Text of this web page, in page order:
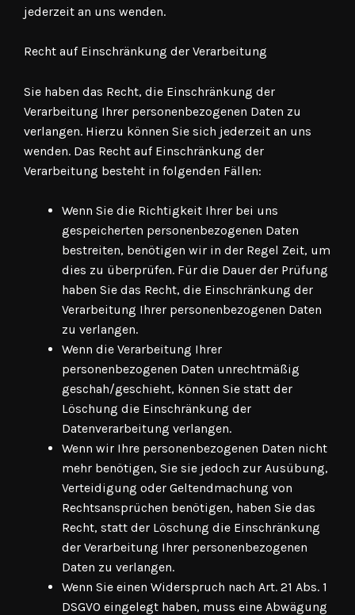
jederzeit an uns wenden.
Recht auf Einschränkung der Verarbeitung
Sie haben das Recht, die Einschränkung der
Verarbeitung Ihrer personenbezogenen Daten zu
verlangen. Hierzu können Sie sich jederzeit an uns
wenden. Das Recht auf Einschränkung der
Verarbeitung besteht in folgenden Fällen:
Wenn Sie die Richtigkeit Ihrer bei uns
gespeicherten personenbezogenen Daten
bestreiten, benötigen wir in der Regel Zeit, um
dies zu überprüfen. Für die Dauer der Prüfung
haben Sie das Recht, die Einschränkung der
Verarbeitung Ihrer personenbezogenen Daten
zu verlangen.
Wenn die Verarbeitung Ihrer
personenbezogenen Daten unrechtmäßig
geschah/geschieht, können Sie statt der
Löschung die Einschränkung der
Datenverarbeitung verlangen.
Wenn wir Ihre personenbezogenen Daten nicht
mehr benötigen, Sie sie jedoch zur Ausübung,
Verteidigung oder Geltendmachung von
Rechtsansprüchen benötigen, haben Sie das
Recht, statt der Löschung die Einschränkung
der Verarbeitung Ihrer personenbezogenen
Daten zu verlangen.
Wenn Sie einen Widerspruch nach Art. 21 Abs. 1
DSGVO eingelegt haben, muss eine Abwägung